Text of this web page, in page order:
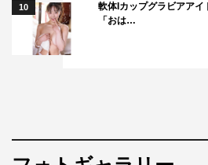
10
軟体Iカップグラビアア
「おは…